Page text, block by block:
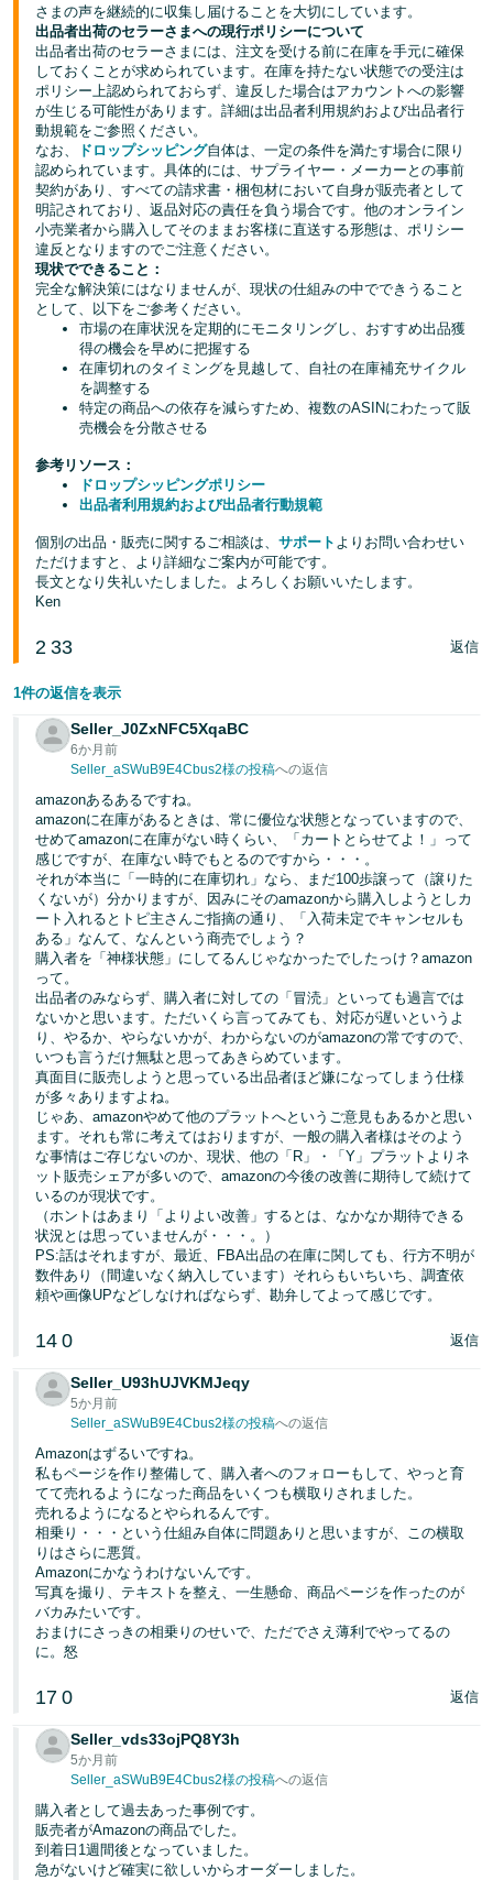
さまの声を継続的に収集し届けることを大切にしています。
出品者出荷のセラーさまへの現行ポリシーについて
出品者出荷のセラーさまには、注文を受ける前に在庫を手元に確保
しておくことが求められています。在庫を持たない状態での受注は
ポリシー上認められておらず、違反した場合はアカウントへの影響
が生じる可能性があります。詳細は出品者利用規約および出品者行
動規範をご参照ください。
なお、
ドロップシッピング自体は、一定の条件を満たす場合に限り
認められています。具体的には、サプライヤー・メーカーとの事前
契約があり、すべての請求書・梱包材において自身が販売者として
明記されており、返品対応の責任を負う場合です。他のオンライン
小売業者から購入してそのままお客様に直送する形態は、ポリシー
違反となりますのでご注意ください。
現状でできること：
完全な解決策にはなりませんが、現状の仕組みの中でできうること
として、以下をご参考ください。
市場の在庫状況を定期的にモニタリングし、おすすめ出品獲
得の機会を早めに把握する
在庫切れのタイミングを見越して、自社の在庫補充サイクル
を調整する
特定の商品への依存を減らすため、複数のASINにわたって販
売機会を分散させる
参考リソース：
ドロップシッピングポリシー
出品者利用規約および出品者行動規範
個別の出品・販売に関するご相談は、サポート よりお問い合わせい
ただけますと、より詳細なご案内が可能です。
長文となり失礼いたしました。よろしくお願いいたします。
Ken
2 33 返信
1件の返信を表示
Seller_J0ZxNFC5XqaBC
6か月前
Seller_aSWuB9E4Cbus2様の投稿への返信
amazonあるあるですね。
amazonに在庫があるときは、常に優位な状態となっていますので、
せめてamazonに在庫がない時くらい、「カートとらせてよ！」って
感じですが、在庫ない時でもとるのですから・・・。
それが本当に「一時的に在庫切れ」なら、まだ100歩譲って（譲りた
くないが）分かりますが、因みにそのamazonから購入しようとしカ
ート入れるとトピ主さんご指摘の通り、「入荷未定でキャンセルも
ある」なんて、なんという商売でしょう？
購入者を「神様状態」にしてるんじゃなかったでしたっけ？amazon
って。
出品者のみならず、購入者に対しての「冒涜」といっても過言では
ないかと思います。ただいくら言ってみても、対応が遅いというよ
り、やるか、やらないかが、わからないのがamazonの常ですので、
いつも言うだけ無駄と思ってあきらめています。
真面目に販売しようと思っている出品者ほど嫌になってしまう仕様
が多々ありますよね。
じゃあ、amazonやめて他のプラットへというご意見もあるかと思い
ます。それも常に考えてはおりますが、一般の購入者様はそのよう
な事情はご存じないのか、現状、他の「R」・「Y」プラットよりネ
ット販売シェアが多いので、amazonの今後の改善に期待して続けて
いるのが現状です。
（ホントはあまり「よりよい改善」するとは、なかなか期待できる
状況とは思っていませんが・・・。）
PS:話はそれますが、最近、FBA出品の在庫に関しても、行方不明が
数件あり（間違いなく納入しています）それらもいちいち、調査依
頼や画像UPなどしなければならず、勘弁してよって感じです。
14 0 返信
Seller_U93hUJVKMJeqy
5か月前
Seller_aSWuB9E4Cbus2様の投稿への返信
Amazonはずるいですね。
私もページを作り整備して、購入者へのフォローもして、やっと育
てて売れるようになった商品をいくつも横取りされました。
売れるようになるとやられるんです。
相乗り・・・という仕組み自体に問題ありと思いますが、この横取
りはさらに悪質。
Amazonにかなうわけないんです。
写真を撮り、テキストを整え、一生懸命、商品ページを作ったのが
バカみたいです。
おまけにさっきの相乗りのせいで、ただでさえ薄利でやってるの
に。怒
17 0 返信
Seller_vds33ojPQ8Y3h
5か月前
Seller_aSWuB9E4Cbus2様の投稿への返信
購入者として過去あった事例です。
販売者がAmazonの商品でした。
到着日1週間後となっていました。
急がないけど確実に欲しいからオーダーしました。